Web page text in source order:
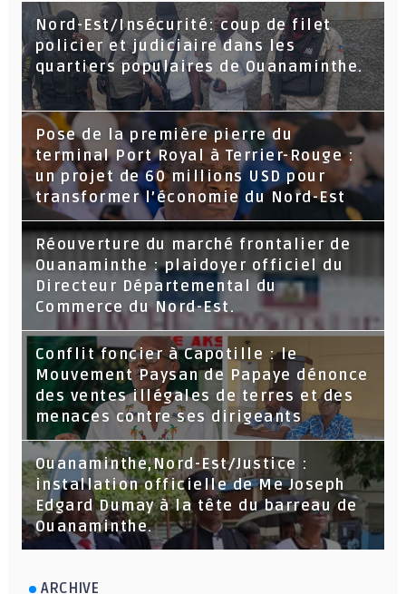
Nord-Est/Insécurité: coup de filet
policier et judiciaire dans les
quartiers populaires de Ouanaminthe.
Pose de la première pierre du
terminal Port Royal à Terrier-Rouge :
un projet de 60 millions USD pour
transformer l’économie du Nord-Est
Réouverture du marché frontalier de
Ouanaminthe : plaidoyer officiel du
Directeur Départemental du
Commerce du Nord-Est.
Conflit foncier à Capotille : le
Mouvement Paysan de Papaye dénonce
des ventes illégales de terres et des
menaces contre ses dirigeants
Ouanaminthe,Nord-Est/Justice :
installation officielle de Me Joseph
Edgard Dumay à la tête du barreau de
Ouanaminthe.
ARCHIVE